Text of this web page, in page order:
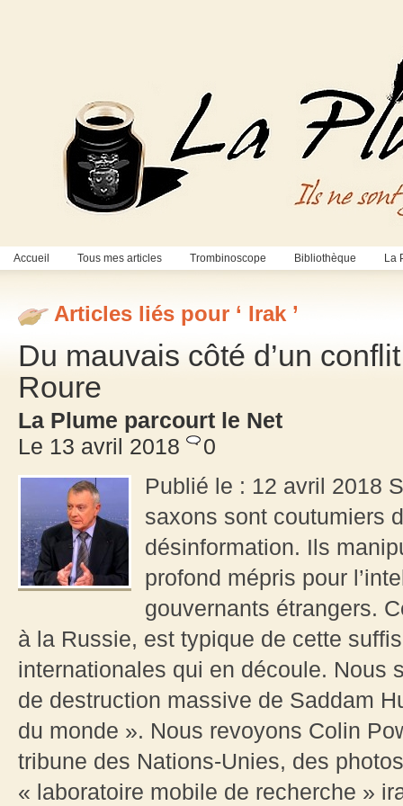
Accueil Tous mes articles Trombinoscope Bibliothèque La
Articles liés pour ‘ Irak ’
Du mauvais côté d’un
Roure
La Plume parcourt le Net
Le 13 avril 2018
0
Publié le : 12 avril 2018
saxons sont coutumiers
désinformation. Ils
profond mépris pour
gouvernants étrangers.
à la Russie, est typique de cette
internationales qui en découle. Nous
de destruction massive de Saddam
du monde ». Nous revoyons Colin
tribune des Nations-Unies, des
« laboratoire mobile de recherche »